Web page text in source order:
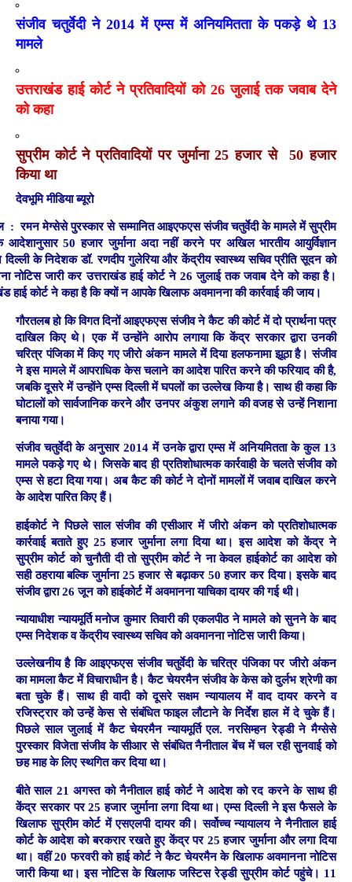
संजीव चतुर्वेदी ने 2014 में एम्स में अनियमितता के पकड़े थे 13
मामले
उत्तराखंड हाई कोर्ट ने प्रतिवादियों को 26 जुलाई तक जवाब देने
को कहा
सुप्रीम कोर्ट ने प्रतिवादियों पर जुर्माना 25 हजार से 50 हजार
किया था
देवभूमि मीडिया ब्यूरो
: रमन मेग्सेसे पुरस्कार से सम्मानित आइएफएस संजीव चतुर्वेदी के मामले में सुप्रीम
आदेशानुसार 50 हजार जुर्माना अदा नहीं करने पर अखिल भारतीय आयुर्विज्ञान
दिल्ली के निदेशक डॉ. रणदीप गुलेरिया और केंद्रीय स्वास्थ्य सचिव प्रीति सूदन को
नोटिस जारी कर उत्तराखंड हाई कोर्ट ने 26 जुलाई तक जवाब देने को कहा है।
हाई कोर्ट ने कहा है कि क्यों न आपके खिलाफ अवमानना की कार्रवाई की जाय।
गौरतलब हो कि विगत दिनों आइएफएस संजीव ने कैट की कोर्ट में दो प्रार्थना पत्र
दाखिल किए थे। एक में उन्होंने आरोप लगाया कि केंद्र सरकार द्वारा उनकी
चरित्र पंजिका में किए गए जीरो अंकन मामले में दिया हलफनामा झूठा है। संजीव
ने इस मामले में आपराधिक केस चलाने का आदेश पारित करने की फरियाद की है,
जबकि दूसरे में उन्होंने एम्स दिल्ली में घपलों का उल्लेख किया है। साथ ही कहा कि
घोटालों को सार्वजानिक करने और उनपर अंकुश लगाने की वजह से उन्हें निशाना
बनाया गया।
संजीव चतुर्वेदी के अनुसार 2014 में उनके द्वारा एम्स में अनियमितता के कुल 13
मामले पकड़े गए थे। जिसके बाद ही प्रतिशोधात्मक कार्रवाही के चलते संजीव को
एम्स से हटा दिया गया। अब कैट की कोर्ट ने दोनों मामलों में जवाब दाखिल करने
के आदेश पारित किए हैं।
हाईकोर्ट ने पिछले साल संजीव की एसीआर में जीरो अंकन को प्रतिशोधात्मक
कार्रवाई बताते हुए 25 हजार जुर्माना लगा दिया था। इस आदेश को केंद्र ने
सुप्रीम कोर्ट को चुनौती दी तो सुप्रीम कोर्ट ने ना केवल हाईकोर्ट का आदेश को
सही ठहराया बल्कि जुर्माना 25 हजार से बढ़ाकर 50 हजार कर दिया। इसके बाद
संजीव द्वारा 26 जून को हाईकोर्ट में अवमानना याचिका दायर की गई थी।
न्यायाधीश न्यायमूर्ति मनोज कुमार तिवारी की एकलपीठ ने मामले को सुनने के बाद
एम्स निदेशक व केंद्रीय स्वास्थ्य सचिव को अवमानना नोटिस जारी किया।
उल्लेखनीय है कि आइएफएस संजीव चतुर्वेदी के चरित्र पंजिका पर जीरो अंकन
का मामला कैट में विचाराधीन है। कैट चेयरमैन संजीव के केस को दुर्लभ श्रेणी का
बता चुके हैं। साथ ही वादी को दूसरे सक्षम न्यायालय में वाद दायर करने व
रजिस्ट्रार को उन्हें केस से संबंधित फाइल लौटाने के निर्देश हाल में दे चुके हैं।
पिछले साल जुलाई में कैट चेयरमैन न्यायमूर्ति एल. नरसिम्हन रेड्डी ने मैग्सेसे
पुरस्कार विजेता संजीव के सीआर से संंबंधित नैनीताल बेंच में चल रही सुनवाई को
छह माह के लिए स्थगित कर दिया था।
बीते साल 21 अगस्त को नैनीताल हाई कोर्ट ने आदेश को रद करने के साथ ही
केंद्र सरकार पर 25 हजार जुर्माना लगा दिया था। एम्स दिल्ली ने इस फैसले के
खिलाफ सुप्रीम कोर्ट में एसएलपी दायर की। सर्वोच्च न्यायालय ने नैनीताल हाई
कोर्ट के आदेश को बरकरार रखते हुए केंद्र पर 25 हजार जुर्माना और लगा दिया
था। वहीं 20 फरवरी को हाई कोर्ट ने कैट चेयरमैन के खिलाफ अवमानना नोटिस
जारी किया था। इस नोटिस के खिलाफ जस्टिस रेड्डी सुप्रीम कोर्ट पहुंचे। 11